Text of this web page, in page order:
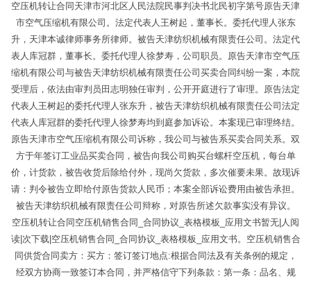
空压机转让合同天津市河北区人民法院民事判决书北民初字第号原告天津
市空气压缩机有限公司。法定代表人王树起，董事长。委托代理人张东
升，天津本诚律师事务所律师。被告天津纺织机械有限责任公司。法定代
表人库冠群，董事长。委托代理人徐梦寿，公司职员。原告天津市空气压
缩机有限公司与被告天津纺织机械有限责任公司买卖合同纠纷一案，本院
受理后，依法由审判员田志明独任审判，公开开庭进行了审理。原告法定
代表人王树起的委托代理人张东升，被告天津纺织机械有限责任公司法定
代表人库冠群的委托代理人徐梦寿均到庭参加诉讼。本案现已审理终结。
原告天津市空气压缩机有限公司诉称，我公司与被告系买卖合同关系。双
方于年签订工业品买卖合同，被告向我公司购买台螺杆空压机，每台单
价，计货款，被告收货后除给付外，现尚欠货款，多次催要未果。故现诉
请：判令被告立即给付原告货款人民币；本案全部诉讼费用由被告承担。
被告天津纺织机械有限责任公司辩称，对原告所述欠款事实没有异议。
空压机转让合同空压机销售合同_合同协议_表格模板_应用文书暂无|人阅
读|次下载|空压机销售合同_合同协议_表格模板_应用文书。空压机销售合
同供货合同卖方：买方：签订签订地点:根据合同法及有关条例的规定，
经双方协商一致签订本合同，并严格信守下列条款：第一条：品名、规